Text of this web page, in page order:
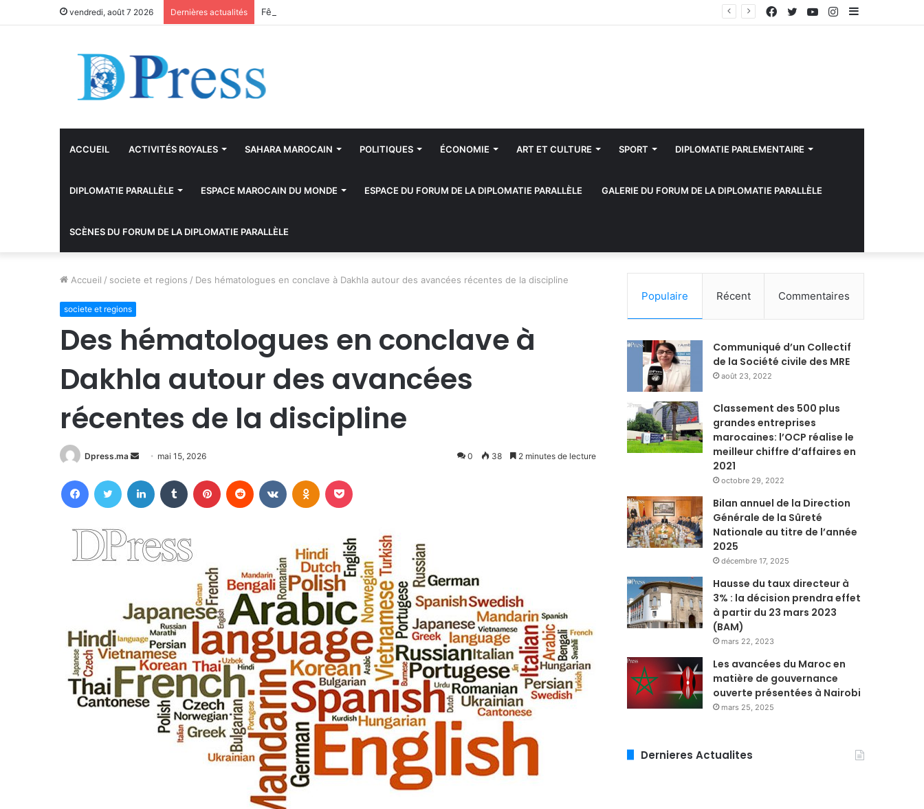
vendredi, août 7 2026 Dernières actualités Fête du Trône: Message de félicitations à SM le Roi du Président de la République slovaque
Sidebar
Instagram
YouTube
Twitter
Facebook
ACCUEIL ACTIVITÉS ROYALES SAHARA MAROCAIN POLITIQUES ÉCONOMIE ART ET CULTURE SPORT DIPLOMATIE PARLEMENTAIRE
DIPLOMATIE PARALLÈLE ESPACE MAROCAIN DU MONDE ESPACE DU FORUM DE LA DIPLOMATIE PARALLÈLE GALERIE DU FORUM DE LA DIPLOMATIE PARALLÈLE
SCÈNES DU FORUM DE LA DIPLOMATIE PARALLÈLE
Accueil / societe et regions / Des hématologues en conclave à Dakhla autour des avancées récentes de la discipline
societe et regions
Des hématologues en conclave à
Dakhla autour des avancées
récentes de la discipline
Dpress.ma
Envoyer
courriel
mai 15, 2026 0 38 2 minutes de lecture
FacebookTwitter Linkedin Tumblr Pinterest Reddit VKontakteOdnoklassniki
Populaire Récent Commentaires
Communiqué d’un Collectif
de la Société civile des MRE
août 23, 2022
Classement des 500 plus
grandes entreprises
marocaines: l’OCP réalise le
meilleur chiffre d’affaires en
2021
octobre 29, 2022
Bilan annuel de la Direction
Générale de la Sûreté
Nationale au titre de l’année
2025
décembre 17, 2025
Hausse du taux directeur à
3% : la décision prendra effet
à partir du 23 mars 2023
(BAM)
mars 22, 2023
Les avancées du Maroc en
matière de gouvernance
ouverte présentées à Nairobi
mars 25, 2025
Dernieres Actualites